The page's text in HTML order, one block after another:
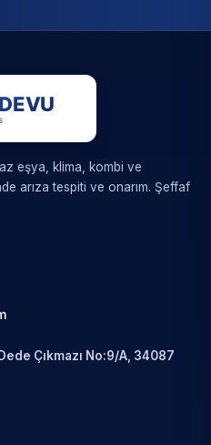
eşya, klima, kombi ve
arıza tespiti ve onarım. Şeffaf
Çıkmazı No:9/A, 34087